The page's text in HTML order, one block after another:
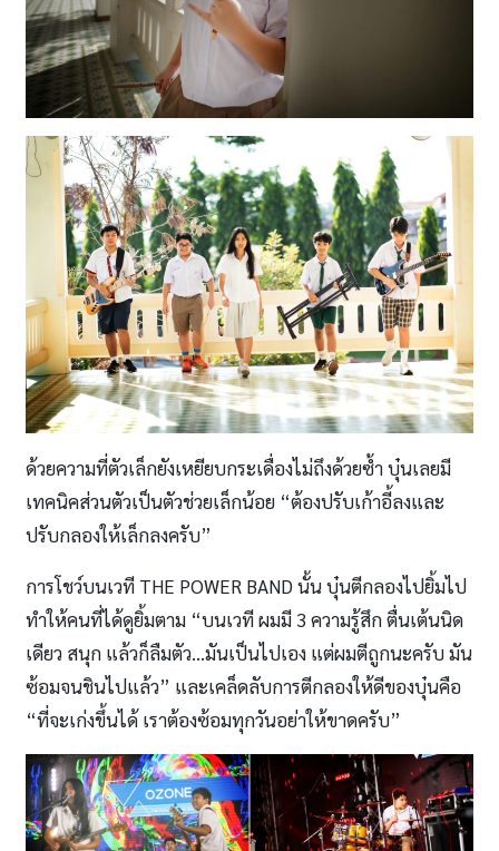
ด้วยความที่ตัวเล็กยังเหยียบกระเดื่องไม่ถึงด้วยซ้ำ บุ๋นเลยมี
เทคนิคส่วนตัวเป็นตัวช่วยเล็กน้อย “ต้องปรับเก้าอี้ลงและ
ปรับกลองให้เล็กลงครับ”
การโชว์บนเวที THE POWER BAND นั้น บุ๋นตีกลองไปยิ้มไป
ทำให้คนที่ได้ดูยิ้มตาม “บนเวที ผมมี 3 ความรู้สึก ตื่นเต้นนิด
เดียว สนุก แล้วก็ลืมตัว…มันเป็นไปเอง แต่ผมตีถูกนะครับ มัน
ซ้อมจนชินไปแล้ว” และเคล็ดลับการตีกลองให้ดีของบุ๋นคือ
“ที่จะเก่งขึ้นได้ เราต้องซ้อมทุกวันอย่าให้ขาดครับ”